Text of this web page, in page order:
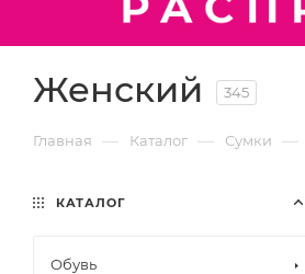
Женский 345
Главная — Каталог — Сумки —
КАТАЛОГ
Обувь